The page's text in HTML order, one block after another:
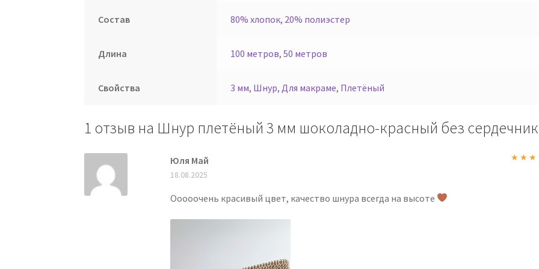
Состав 80% хлопок, 20% полиэстер
Длина 100 метров, 50 метров
Свойства 3 мм, Шнур, Для макраме, Плетёный
1 отзыв на Шнур плетёный 3 мм шоколадно-красный без
Юля Май
18.08.2025
Ооооочень красивый цвет, качество шнура всегда на высоте